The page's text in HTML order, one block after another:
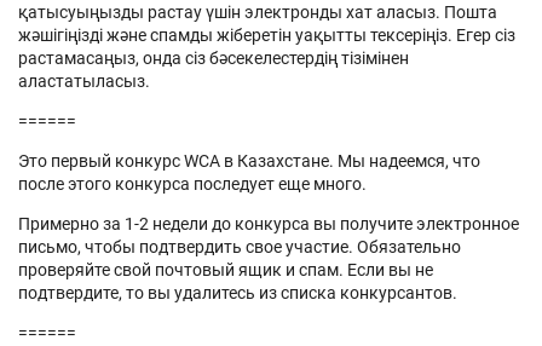
қатысуыңызды растау үшін электронды хат аласыз. Пошта
жәшігіңізді және спамды жіберетін уақытты тексеріңіз. Егер сіз
растамасаңыз, онда сіз бәсекелестердің тізімінен
аластатыласыз.
======
Это первый конкурс WCA в Казахстане. Мы надеемся, что
после этого конкурса последует еще много.
Примерно за 1-2 недели до конкурса вы получите электронное
письмо, чтобы подтвердить свое участие. Обязательно
проверяйте свой почтовый ящик и спам. Если вы не
подтвердите, то вы удалитесь из списка конкурсантов.
======